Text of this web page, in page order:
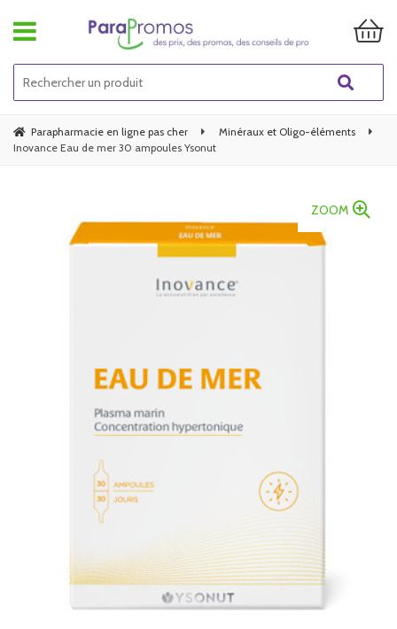
Parapharmacie en ligne pas cher
Minéraux et Oligo-éléments
Inovance Eau de mer 30 ampoules Ysonut
ZOOM